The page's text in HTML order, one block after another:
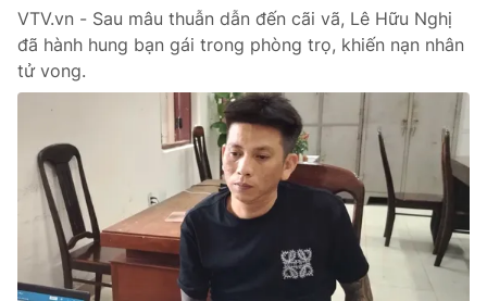
VTV.vn - Sau mâu thuẫn dẫn đến cãi vã, Lê Hữu Nghị
đã hành hung bạn gái trong phòng trọ, khiến nạn nhân
tử vong.